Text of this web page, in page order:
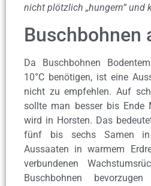
nicht plötzlich „hungern“ und
Buschbohnen
Da Buschbohnen
10°C benötigen, ist eine
nicht zu empfehlen. Auf
sollte man besser bis Ende
wird in Horsten. Das
fünf bis sechs Samen
Aussaaten in warmem
verbundenen
Buschbohnen